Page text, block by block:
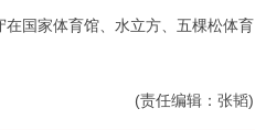
国家体育馆、水立方、五棵松体育
(责任编辑：张韬)